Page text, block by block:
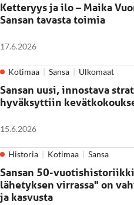
Ketteryys ja ilo – Maika
Sansan tavasta toimia
17.6.2026
Kotimaa Sansa Ulkomaat
Sansan uusi, innostava
hyväksyttiin
15.6.2026
Historia Kotimaa Sansa
Sansan 50-
lähetyksen virrassa" on
ja kasvusta